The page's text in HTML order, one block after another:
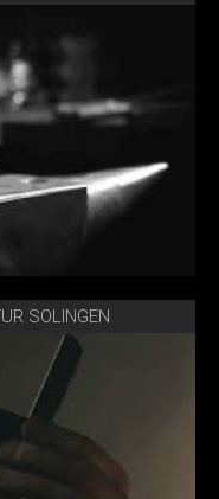
SOLINGEN